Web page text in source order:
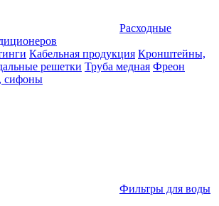
Расходные
Кабельная продукция Кронштейны,
решетки Труба медная Фреон
сифоны
Фильтры для воды